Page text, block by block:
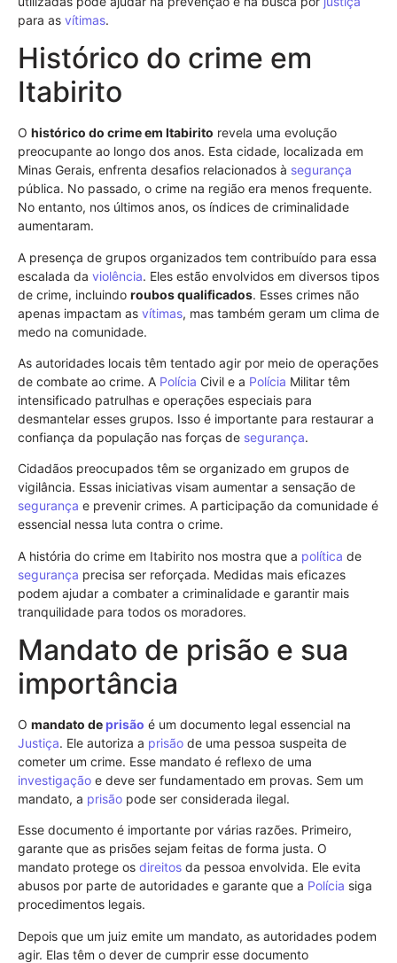
para as vítimas.
Histórico do crime em
Itabirito
O histórico do crime em Itabirito revela uma evolução
preocupante ao longo dos anos. Esta cidade, localizada em
Minas Gerais, enfrenta desafios relacionados à segurança
pública. No passado, o crime na região era menos frequente.
No entanto, nos últimos anos, os índices de criminalidade
aumentaram.
A presença de grupos organizados tem contribuído para essa
escalada da violência. Eles estão envolvidos em diversos tipos
de crime, incluindo roubos qualificados. Esses crimes não
apenas impactam as vítimas, mas também geram um clima de
medo na comunidade.
As autoridades locais têm tentado agir por meio de operações
de combate ao crime. A Polícia Civil e a Polícia Militar têm
intensificado patrulhas e operações especiais para
desmantelar esses grupos. Isso é importante para restaurar a
confiança da população nas forças de segurança.
Cidadãos preocupados têm se organizado em grupos de
vigilância. Essas iniciativas visam aumentar a sensação de
segurança e prevenir crimes. A participação da comunidade é
essencial nessa luta contra o crime.
A história do crime em Itabirito nos mostra que a política de
segurança precisa ser reforçada. Medidas mais eficazes
podem ajudar a combater a criminalidade e garantir mais
tranquilidade para todos os moradores.
Mandato de prisão e sua
importância
O mandato deprisão é um documento legal essencial na
Justiça. Ele autoriza a prisão de uma pessoa suspeita de
cometer um crime. Esse mandato é reflexo de uma
investigação e deve ser fundamentado em provas. Sem um
mandato, a prisão pode ser considerada ilegal.
Esse documento é importante por várias razões. Primeiro,
garante que as prisões sejam feitas de forma justa. O
mandato protege os direitos da pessoa envolvida. Ele evita
abusos por parte de autoridades e garante que a Polícia siga
procedimentos legais.
Depois que um juiz emite um mandato, as autoridades podem
agir. Elas têm o dever de cumprir esse documento